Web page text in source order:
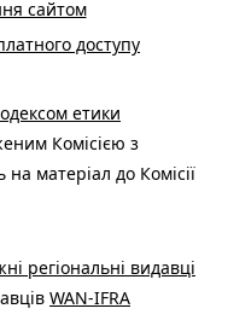
сайтом
доступу
етики
Комісією з
матеріал до Комісії
регіональні видавці
WAN-IFRA